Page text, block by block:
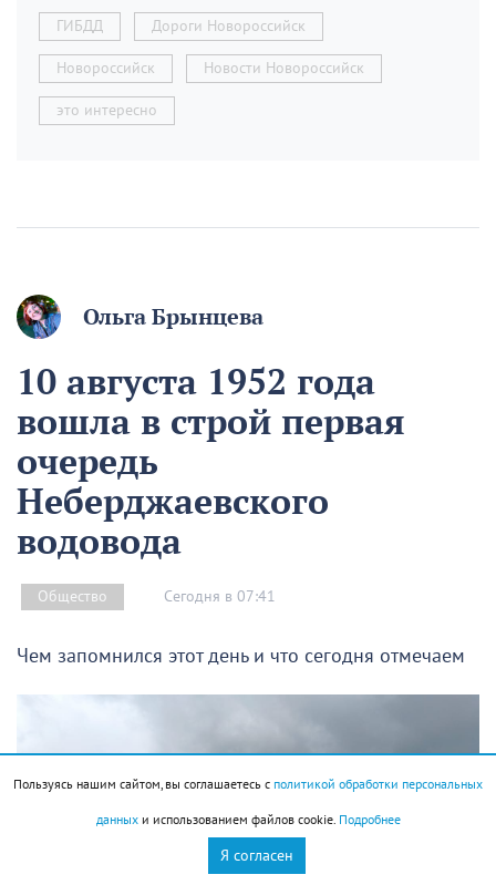
ГИБДД Дороги Новороссийск
Новороссийск Новости Новороссийск
это интересно
Ольга Брынцева
10 августа 1952 года
вошла в строй первая
очередь
Неберджаевского
водовода
Общество Сегодня в 07:41
Чем запомнился этот день и что сегодня отмечаем
Пользуясь нашим сайтом, вы соглашаетесь с политикой обработки персональных
данныхи использованием файлов cookie. Подробнее
Я согласен